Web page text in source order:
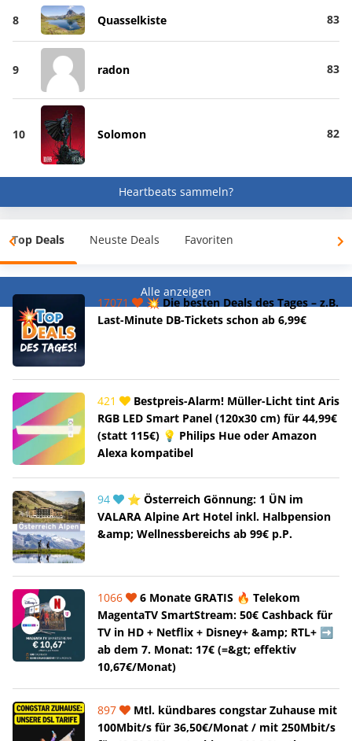
8 Quasselkiste 83
9 radon 83
10 Solomon 82
Heartbeats sammeln?
Top Deals Neuste Deals Favoriten
Alle anzeigen
17071
💥 Die besten Deals des Tages – z.B.
Last-Minute DB-Tickets schon ab 6,99€
421
Bestpreis-Alarm! Müller-Licht tint Aris
RGB LED Smart Panel (120x30 cm) für 44,99€
(statt 115€) 💡 Philips Hue oder Amazon
Alexa kompatibel
94
⭐ Österreich Gönnung: 1 ÜN im
VALARA Alpine Art Hotel inkl. Halbpension
&amp; Wellnessbereichs ab 99€ p.P.
1066
6 Monate GRATIS 🔥 Telekom
MagentaTV SmartStream: 50€ Cashback für
TV in HD + Netflix + Disney+ &amp; RTL+ ➡️
ab dem 7. Monat: 17€ (=&gt; effektiv
10,67€/Monat)
897
Mtl. kündbares congstar Zuhause mit
100Mbit/s für 36,50€/Monat / mit 250Mbit/s